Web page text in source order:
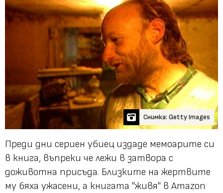
Снимка: Getty Images
Преди дни сериен убиец издаде мемоарите си
в книга, въпреки че лежи в затвора с
доживотна присъда. Близките на жертвите
му бяха ужасени, а книгата "живя" в Amazon